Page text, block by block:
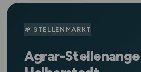
🌱 STELLENMARKT
Agrar-